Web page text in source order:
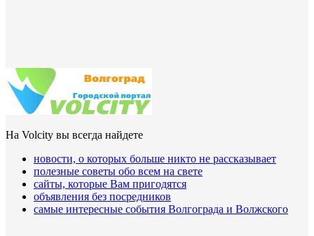
На Volcity вы всегда найдете
новости, о которых больше никто не рассказывает
полезные советы обо всем на свете
сайты, которые Вам пригодятся
объявления без посредников
самые интересные события Волгограда и Волжского